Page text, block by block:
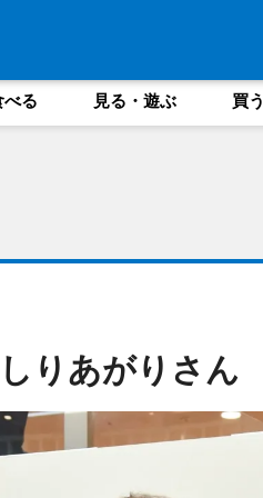
べる 見る・遊ぶ 買う
りあがりさん